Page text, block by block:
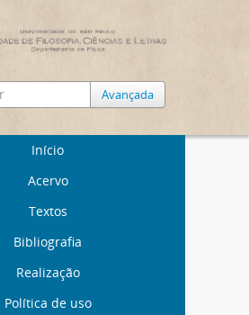
Avançada
Início
Acervo
Textos
Bibliografia
Realização
Política de uso